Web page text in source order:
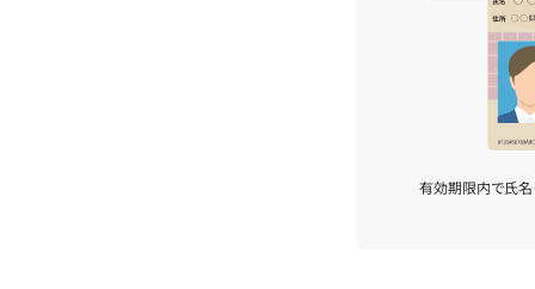
有効期限内で氏名